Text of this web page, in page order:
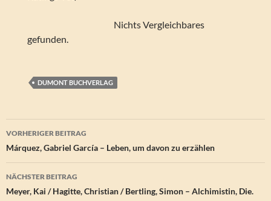
Nichts Vergleichbares
gefunden.
DUMONT BUCHVERLAG
Beitragsnavigation
VORHERIGER BEITRAG
Márquez, Gabriel García – Leben, um davon zu erzählen
NÄCHSTER BEITRAG
Meyer, Kai / Hagitte, Christian / Bertling, Simon – Alchimistin, Die.